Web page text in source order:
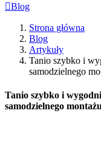
Blog
Strona główna
Blog
Artykuły
Tanio szybko i
samodzielnego
Tanio szybko i
samodzielnego montażu